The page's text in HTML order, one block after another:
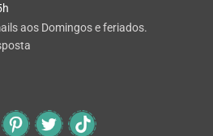
aos Domingos e feriados.